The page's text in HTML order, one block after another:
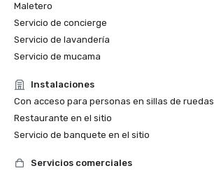
Maletero
Servicio de concierge
Servicio de lavandería
Servicio de mucama
Instalaciones
Con acceso para personas en sillas de ruedas
Restaurante en el sitio
Servicio de banquete en el sitio
Servicios comerciales